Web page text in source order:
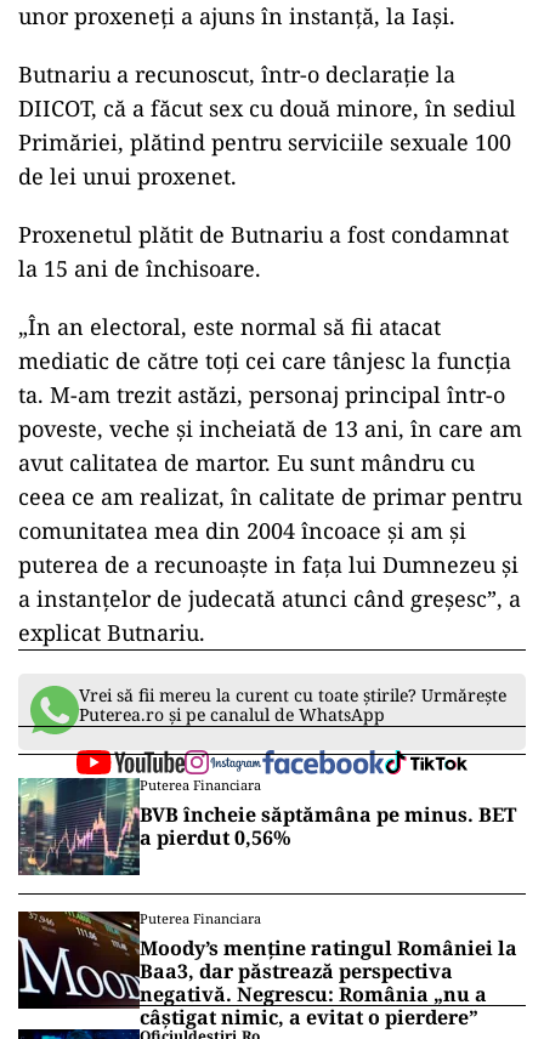
unor proxeneți a ajuns în instanță, la Iași.
Butnariu a recunoscut, într-o declaraţie la
DIICOT, că a făcut sex cu două minore, în sediul
Primăriei, plătind pentru serviciile sexuale 100
de lei unui proxenet.
Proxenetul plătit de Butnariu a fost condamnat
la 15 ani de închisoare.
„În an electoral, este normal să fii atacat
mediatic de către toţi cei care tânjesc la funcţia
ta. M-am trezit astăzi, personaj principal într-o
poveste, veche şi incheiată de 13 ani, în care am
avut calitatea de martor. Eu sunt mândru cu
ceea ce am realizat, în calitate de primar pentru
comunitatea mea din 2004 încoace şi am şi
puterea de a recunoaşte in faţa lui Dumnezeu şi
a instanţelor de judecată atunci când greşesc”, a
explicat Butnariu.
Vrei să fii mereu la curent cu toate știrile? Urmărește
Puterea.ro și pe canalul de WhatsApp
Puterea Financiara
BVB încheie săptămâna pe minus. BET
a pierdut 0,56%
Puterea Financiara
Moody’s menține ratingul României la
Baa3, dar păstrează perspectiva
negativă. Negrescu: România „nu a
câștigat nimic, a evitat o pierdere”